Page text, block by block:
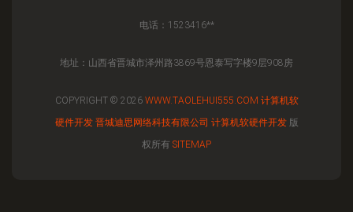
电话：1523416**
地址：山西省晋城市泽州路3869号恩泰写字楼9层908房
COPYRIGHT © 2026 WWW.TAOLEHUI555.COM 计算机软
硬件开发 晋城迪思网络科技有限公司 计算机软硬件开发版
权所有 SITEMAP